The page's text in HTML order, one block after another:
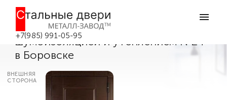
+7(985) 991-05-95
Дверь входная металлическая с
шумоизоляцией и утеплением №24
в Боровске
Главная
Металлические двери с шумоизоляцией
ВНЕШНЯЯ
СТОРОНА